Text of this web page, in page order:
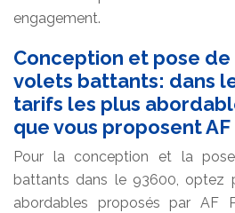
engagement.
Conception et pose de
volets battants: dans
tarifs les plus
que vous proposent AF
Pour la conception et la
battants dans le 93600, optez
abordables proposés par AF